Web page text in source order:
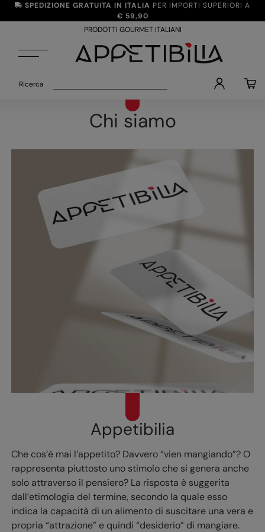
SPEDIZIONE GRATUITA IN ITALIA PER IMPORTI SUPERIORI A
€ 59,90
PRODOTTI GOURMET ITALIANI
Ricerca
Chi siamo
Appetibilia
Che cos’è mai l’appetito? Davvero “vien mangiando”? O
rappresenta piuttosto uno stimolo che si genera anche
solo attraverso il pensiero? La risposta è suggerita
dall’etimologia del termine, secondo la quale esso
indica la capacità di un alimento di suscitare una vera e
propria “attrazione” e quindi “desiderio” di mangiare.